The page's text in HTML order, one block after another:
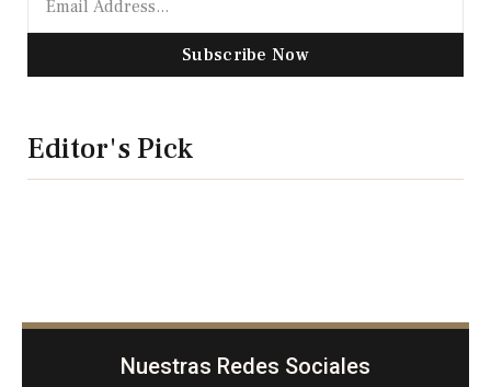
Subscribe Now
Editor's Pick
Nuestras Redes Sociales